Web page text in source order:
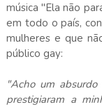
música "Ela não
em todo o país,
mulheres e que
público gay:
"Acho um
prestigiaram a